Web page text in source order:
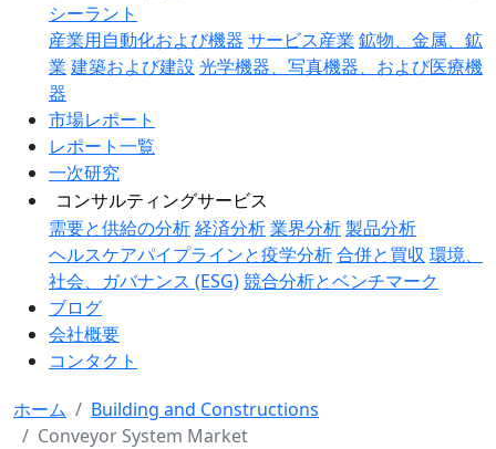
シーラント
産業用自動化および機器 サービス産業 鉱物、金属、鉱
業 建築および建設 光学機器、写真機器、および医療機
器
市場レポート
レポート一覧
一次研究
コンサルティングサービス
需要と供給の分析経済分析業界分析製品分析
ヘルスケアパイプラインと疫学分析合併と買収 環境、
社会、ガバナンス (ESG)競合分析とベンチマーク
ブログ
会社概要
コンタクト
ホーム
Building and Constructions
Conveyor System Market